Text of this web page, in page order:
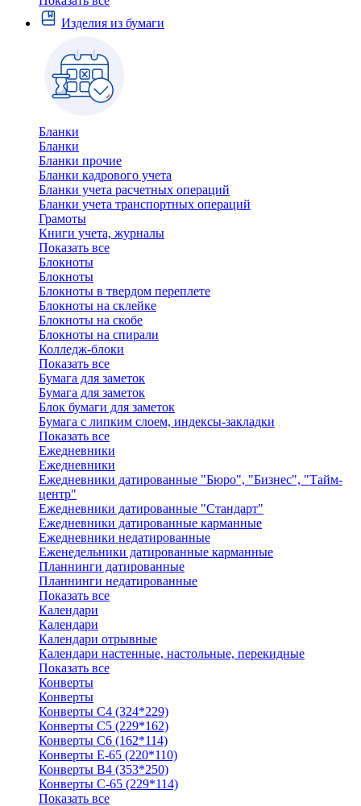
Изделия из бумаги
Бланки
Бланки
Бланки прочие
Бланки кадрового учета
Бланки учета расчетных операций
Бланки учета транспортных операций
Грамоты
Книги учета, журналы
Показать все
Блокноты
Блокноты
Блокноты в твердом переплете
Блокноты на склейке
Блокноты на скобе
Блокноты на спирали
Колледж-блоки
Показать все
Бумага для заметок
Бумага для заметок
Блок бумаги для заметок
Бумага с липким слоем, индексы-закладки
Показать все
Ежедневники
Ежедневники
Ежедневники датированные "Бюро", "Бизнес", "Тайм-
центр"
Ежедневники датированные "Стандарт"
Ежедневники датированные карманные
Ежедневники недатированные
Еженедельники датированные карманные
Планнинги датированные
Планнинги недатированные
Показать все
Календари
Календари
Календари отрывные
Календари настенные, настольные, перекидные
Показать все
Конверты
Конверты
Конверты C4 (324*229)
Конверты C5 (229*162)
Конверты C6 (162*114)
Конверты E-65 (220*110)
Конверты В4 (353*250)
Конверты С-65 (229*114)
Показать все